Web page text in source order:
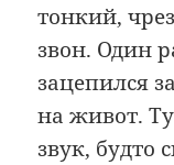
тонкий,
звон. Один
зацепился
на живот.
звук, будто